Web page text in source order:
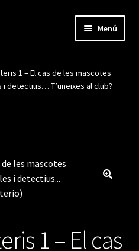
Menú
1 – El cas de les mascotes
detectius… T’uneixes al club?
1 – El cas